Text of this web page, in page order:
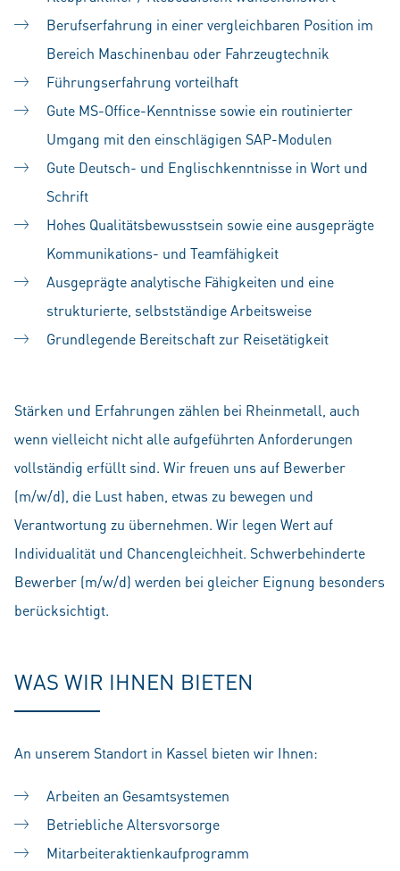
Berufserfahrung in einer vergleichbaren Position im
Bereich Maschinenbau oder Fahrzeugtechnik
Führungserfahrung vorteilhaft
Gute MS-Office-Kenntnisse sowie ein routinierter
Umgang mit den einschlägigen SAP-Modulen
Gute Deutsch- und Englischkenntnisse in Wort und
Schrift
Hohes Qualitätsbewusstsein sowie eine ausgeprägte
Kommunikations- und Teamfähigkeit
Ausgeprägte analytische Fähigkeiten und eine
strukturierte, selbstständige Arbeitsweise
Grundlegende Bereitschaft zur Reisetätigkeit
Stärken und Erfahrungen zählen bei Rheinmetall, auch
wenn vielleicht nicht alle aufgeführten Anforderungen
vollständig erfüllt sind. Wir freuen uns auf Bewerber
(m/w/d), die Lust haben, etwas zu bewegen und
Verantwortung zu übernehmen. Wir legen Wert auf
Individualität und Chancengleichheit. Schwerbehinderte
Bewerber (m/w/d) werden bei gleicher Eignung besonders
berücksichtigt.
WAS WIR IHNEN BIETEN
An unserem Standort in Kassel bieten wir Ihnen:
Arbeiten an Gesamtsystemen
Betriebliche Altersvorsorge
Mitarbeiteraktienkaufprogramm